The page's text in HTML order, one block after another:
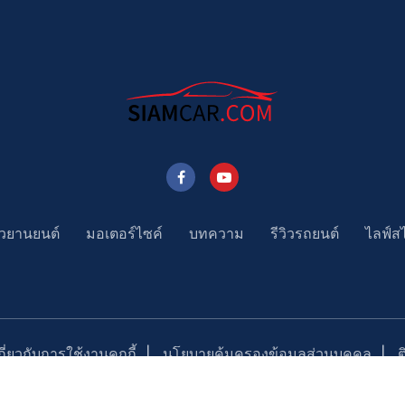
ยานยนต์ มอเตอร์ไซค์ บทความ รีวิวรถยนต์ ไลฟ์ส
ยวกับการใช้งานคุกกี้ นโยบายคุ้มครองข้อมูลส่วนบุคคล